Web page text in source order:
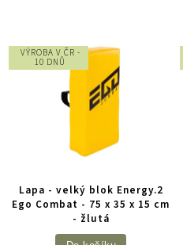
VÝROBA V ČR -
10 DNŮ
Lapa - velký blok Energy.2
Ego Combat - 75 x 35 x 15 cm
- žlutá